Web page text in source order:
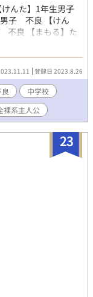
んた】1年生男子
男子 不良 【けん
良 【まもる】た
員 が登場しま
語
登録日 2023.8.26
良
中学校
裸系主人公
23